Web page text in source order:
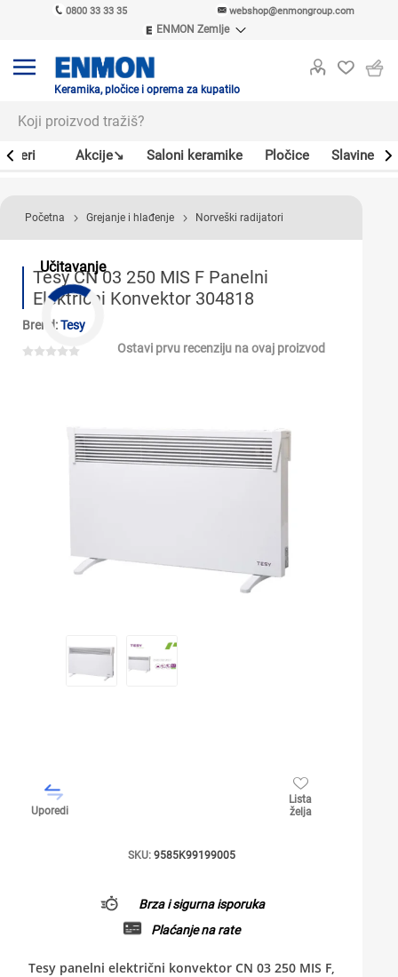
0800 33 33 35 webshop@enmongroup.com
ENMON Zemlje
ENMON MKD
Keramika, pločice i oprema za kupatilo
Akcije↘ Saloni keramike Pločice Slavine
Učitavanje
Početna Grejanje i hlađenje Norveški radijatori
Tesy CN 03 250 MIS F Panelni
Električni Konvektor 304818
Brend:Tesy
Ostavi prvu recenziju na ovaj proizvod
Uporedi
Lista
želja
SKU: 9585K99199005
Brza i sigurna isporuka
Plaćanje na rate
Tesy panelni električni konvektor CN 03 250 MIS F,